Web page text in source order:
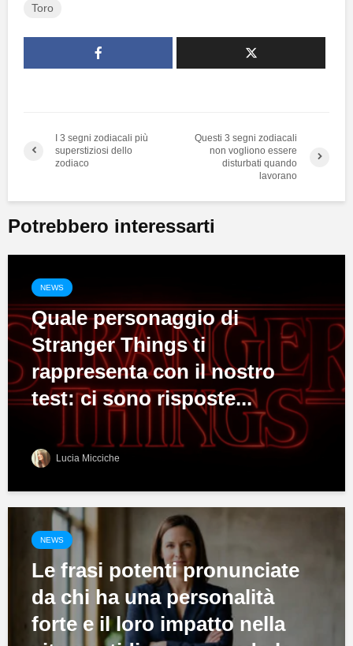
Toro
I 3 segni zodiacali più
superstiziosi dello
zodiaco
Questi 3 segni zodiacali
non vogliono essere
disturbati quando
lavorano
Potrebbero interessarti
NEWS
Quale personaggio di
Stranger Things ti
rappresenta con il nostro
test: ci sono risposte...
Lucia Micciche
NEWS
Le frasi potenti pronunciate
da chi ha una personalità
forte e il loro impatto nella